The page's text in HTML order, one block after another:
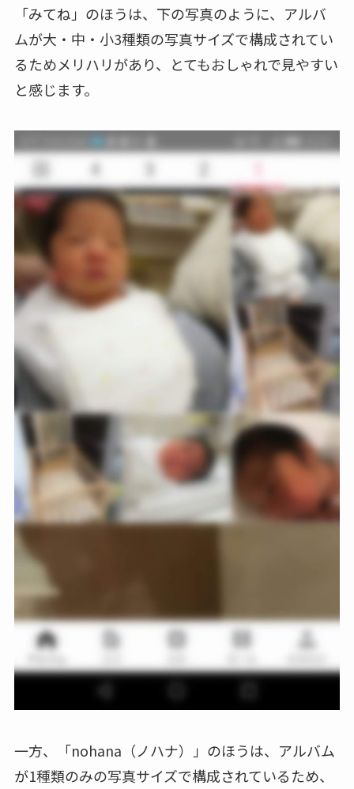
「みてね」のほうは、下の写真のように、アルバ
ムが大・中・小3種類の写真サイズで構成されてい
るためメリハリがあり、とてもおしゃれで見やすい
と感じます。
一方、「nohana（ノハナ）」のほうは、アルバム
が1種類のみの写真サイズで構成されているため、